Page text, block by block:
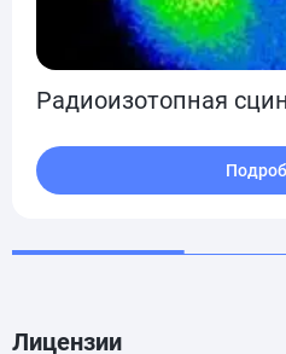
Радиоизотопная
Лицензии